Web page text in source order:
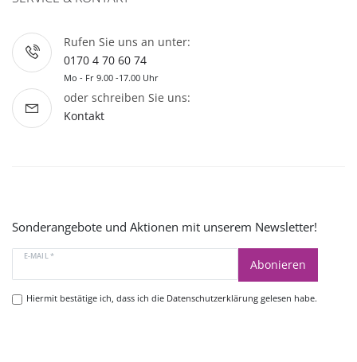
Rufen Sie uns an unter:
0170 4 70 60 74
Mo - Fr 9.00 -17.00 Uhr
oder schreiben Sie uns:
Kontakt
Sonderangebote und Aktionen mit unserem Newsletter!
E-MAIL *
Abonieren
Hiermit bestätige ich, dass ich die Datenschutzerklärunggelesen habe.